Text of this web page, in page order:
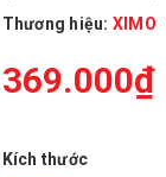
Thương hiệu: XIMO
369.000₫
Kích thước